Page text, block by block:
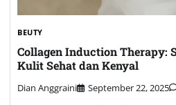
BEUTY
Collagen Induction Therapy:
Kulit Sehat dan Kenyal
Dian Anggraini September 22, 2025